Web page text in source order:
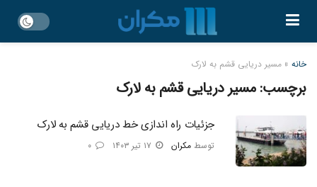
خانه » مسیر دریایی قشم به لارک
برچسب:مسیر دریایی قشم به لارک
جزئیات راه اندازی خط دریایی قشم به لارک
توسط مکران